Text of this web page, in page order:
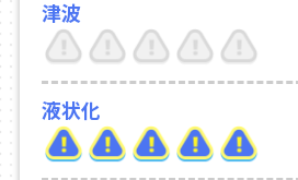
津波
液状化